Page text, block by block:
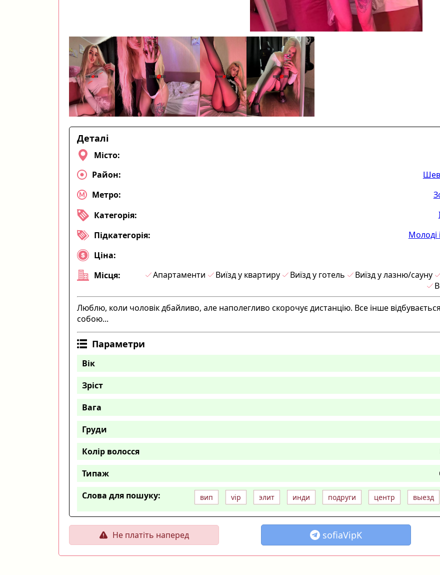
Деталі
Місто:
Район:
Метро:
Категорія:
Підкатегорія:
Молоді
Ціна:
Місця:
Апартаменти Виїзд у квартиру Виїзд у готель Виїзд у лазню/сауну
Люблю, коли чоловік дбайливо, але наполегливо скорочує дистанцію. Все інше
собою...
Параметри
Вік
Зріст
Вага
Груди
Колір волосся
Типаж
Слова для пошуку:
вип vip элит инди подруги центр выезд
Не платіть наперед sofiaVipK